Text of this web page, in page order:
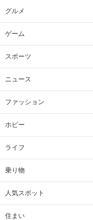
グルメ
ゲーム
スポーツ
ニュース
ファッション
ホビー
ライフ
乗り物
人気スポット
住まい